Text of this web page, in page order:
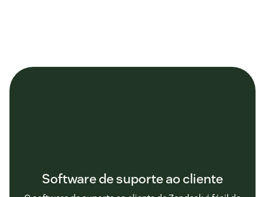
Software de suporte ao cliente